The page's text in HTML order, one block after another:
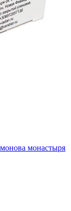
монастыря